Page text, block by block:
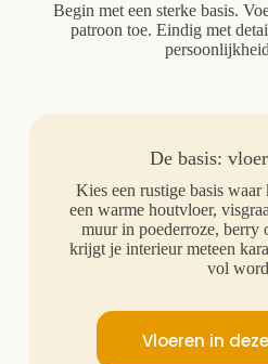
Begin met een sterke basis.
patroon toe. Eindig met
De basis:
Kies een rustige basis
een warme houtvloer,
muur in poederroze, berry
krijgt je interieur meteen
vol
Vloeren in